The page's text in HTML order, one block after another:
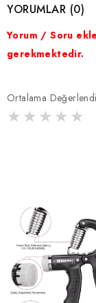
YORUMLAR (0)
Yorum / Soru
gerekmektedir.
Ortalama